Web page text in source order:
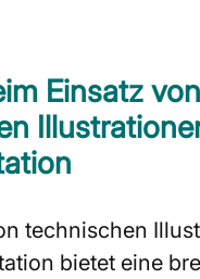
Einsatz von
technischen
bietet eine